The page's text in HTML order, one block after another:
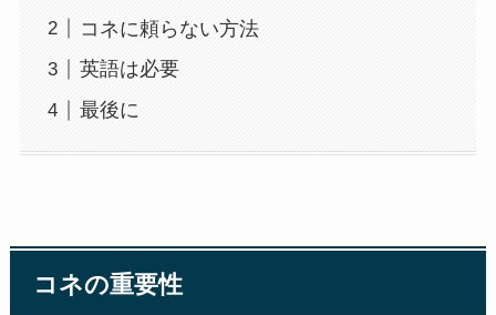
コネに頼らない方法
英語は必要
最後に
コネの重要性